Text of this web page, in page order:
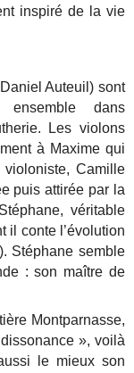
inspiré de la vie
Auteuil) sont
ensemble dans
Les violons
à Maxime qui
violoniste, Camille
puis attirée par la
véritable
il conte l’évolution
Stéphane semble
: son maître de
Montparnasse,
», voilà
le mieux son